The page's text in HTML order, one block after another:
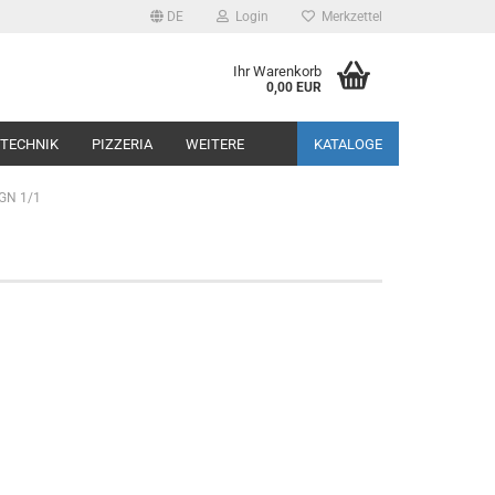
DE Login Merkzettel
Ihr Warenkorb
0,00 EUR
PIZZERIA KATALOGE
WEITERE
1/1